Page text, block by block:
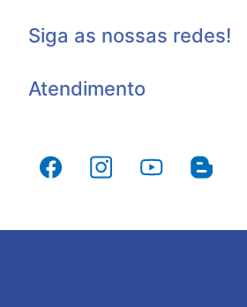
Siga as nossas redes!
Atendimento